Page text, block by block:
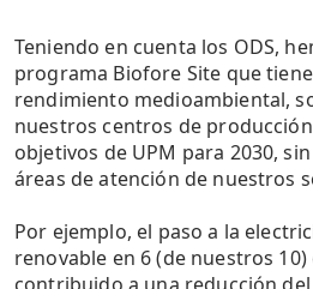
Teniendo en cuenta los ODS,
programa Biofore Site que
rendimiento medioambiental,
nuestros centros de
objetivos de UPM para 2030,
áreas de atención de nuestros
Por ejemplo, el paso a la
renovable en 6 (de nuestros